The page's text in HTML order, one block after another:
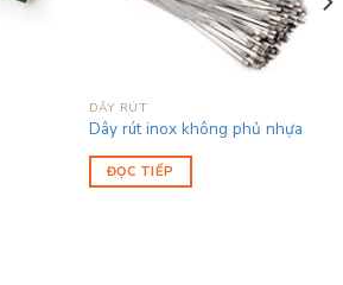
DÂY RÚT
Dây rút inox không phủ nhựa
ĐỌC TIẾP